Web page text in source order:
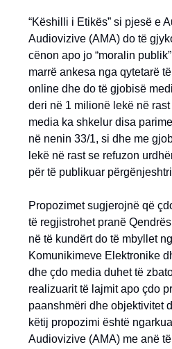
“Këshilli i Etikës” si pjesë e
Audiovizive (AMA) do të
cënon apo jo “moralin
marrë ankesa nga qytetarë
online dhe do të gjobisë
deri në 1 milionë lekë në
media ka shkelur disa
në nenin 33/1, si dhe me
lekë në rast se refuzon
për të publikuar
Propozimet sugjerojnë që
të regjistrohet pranë
në të kundërt do të mbyllet
Komunikimeve Elektronike
dhe çdo media duhet të
realizuarit të lajmit apo çdo
paanshmëri dhe objektivitet
këtij propozimi është
Audiovizive (AMA) me anë